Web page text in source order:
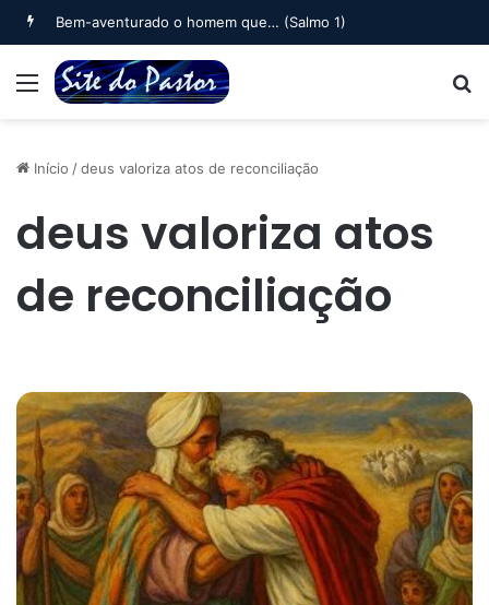
Bem-aventurado o homem que… (Salmo 1)
Menu
Início /deus valoriza atos de reconciliação
deus valoriza atos
de reconciliação